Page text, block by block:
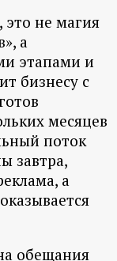
это не магия
а
этапами и
бизнесу с
месяцев
поток
завтра,
а
обещания